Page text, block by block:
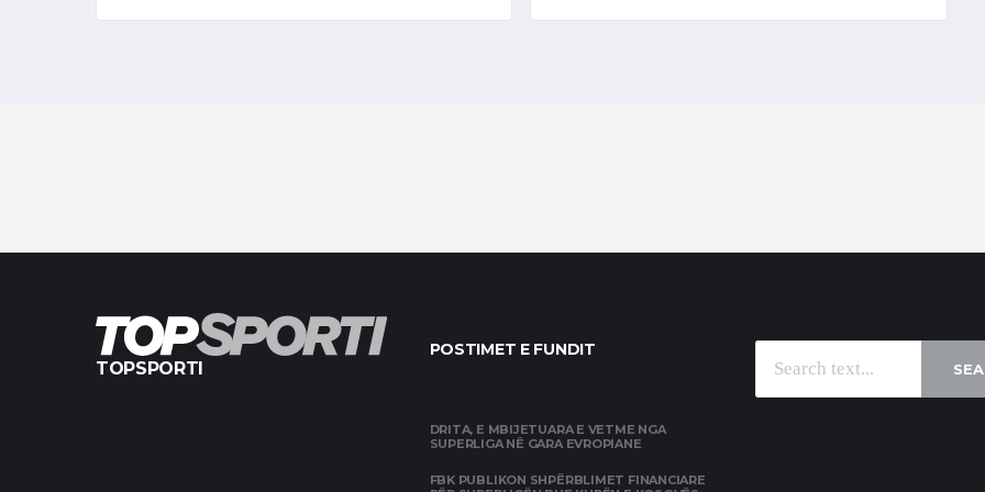
TOPSPORTI
POSTIMET E FUNDIT
DRITA, E MBIJETUARA E VETME NGA
SUPERLIGA NË GARA EVROPIANE
FBK PUBLIKON SHPËRBLIMET FINANCIARE